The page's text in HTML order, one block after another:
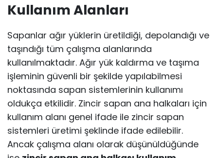
Kullanım Alanları
Sapanlar ağır yüklerin üretildiği, depolandığı ve
taşındığı tüm çalışma alanlarında
kullanılmaktadır. Ağır yük kaldırma ve taşıma
işleminin güvenli bir şekilde yapılabilmesi
noktasında sapan sistemlerinin kullanımı
oldukça etkilidir. Zincir sapan ana halkaları için
kullanım alanı genel ifade ile zincir sapan
sistemleri üretimi şeklinde ifade edilebilir.
Ancak çalışma alanı olarak düşünüldüğünde